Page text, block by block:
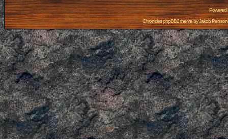
Powered
Chronicles phpBB2 theme byJakob Persson